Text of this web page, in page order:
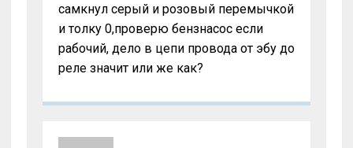
самкнул серый и розовый перемычкой
и толку 0,проверю бензнасос если
рабочий, дело в цепи провода от эбу до
реле значит или же как?